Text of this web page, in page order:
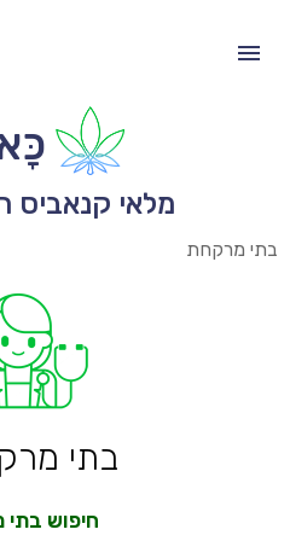
מלאי קנאביס
בתי מרקחת
בתי
חיפוש